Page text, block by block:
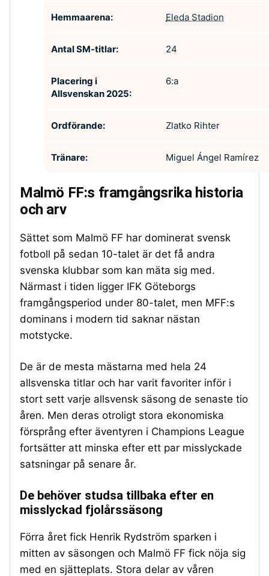
Hemmaarena: Eleda Stadion
Antal SM-titlar: 24
Placering i
Allsvenskan 2025:
6:a
Ordförande: Zlatko Rihter
Tränare: Miguel Ángel Ramírez
Malmö FF:s framgångsrika historia
och arv
Sättet som Malmö FF har dominerat svensk
fotboll på sedan 10-talet är det få andra
svenska klubbar som kan mäta sig med.
Närmast i tiden ligger IFK Göteborgs
framgångsperiod under 80-talet, men MFF:s
dominans i modern tid saknar nästan
motstycke.
De är de mesta mästarna med hela 24
allsvenska titlar och har varit favoriter inför i
stort sett varje allsvensk säsong de senaste tio
åren. Men deras otroligt stora ekonomiska
försprång efter äventyren i Champions League
fortsätter att minska efter ett par misslyckade
satsningar på senare år.
De behöver studsa tillbaka efter en
misslyckad fjolårssäsong
Förra året fick Henrik Rydström sparken i
mitten av säsongen och Malmö FF fick nöja sig
med en sjätteplats. Stora delar av våren